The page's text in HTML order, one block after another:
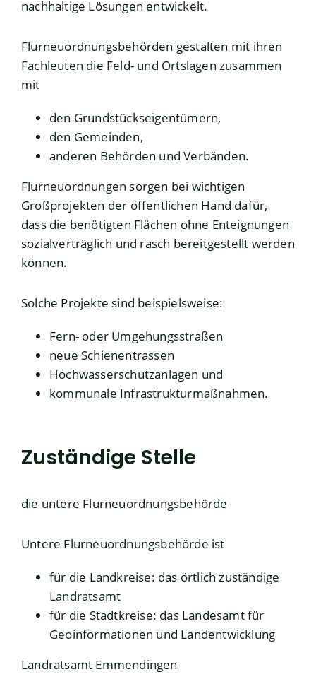
nachhaltige Lösungen entwickelt.
Flurneuordnungsbehörden gestalten mit ihren
Fachleuten die Feld- und Ortslagen zusammen
mit
den Grundstückseigentümern,
den Gemeinden,
anderen Behörden und Verbänden.
Flurneuordnungen sorgen bei wichtigen
Großprojekten der öffentlichen Hand dafür,
dass die benötigten Flächen ohne Enteignungen
sozialverträglich und rasch bereitgestellt werden
können.
Solche Projekte sind beispielsweise:
Fern- oder Umgehungsstraßen
neue Schienentrassen
Hochwasserschutzanlagen und
kommunale Infrastrukturmaßnahmen.
Zuständige Stelle
die untere Flurneuordnungsbehörde
Untere Flurneuordnungsbehörde ist
für die Landkreise: das örtlich zuständige
Landratsamt
für die Stadtkreise: das Landesamt für
Geoinformationen und Landentwicklung
Landratsamt Emmendingen